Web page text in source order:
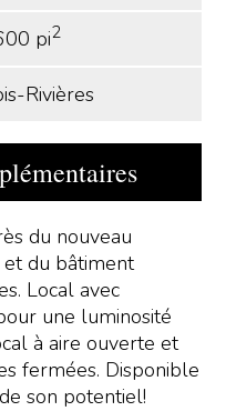
pi2
Rivières
du nouveau
et du bâtiment
Local avec
une luminosité
à aire ouverte et
fermées. Disponible
son potentiel!